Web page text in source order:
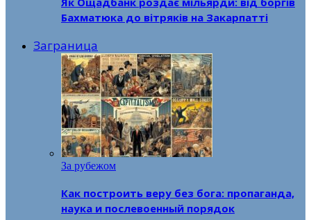
Бахматюка до вітряків на Закарпатті
Заграница
За рубежом
Как построить веру без бога: пропаганда,
наука и послевоенный порядок